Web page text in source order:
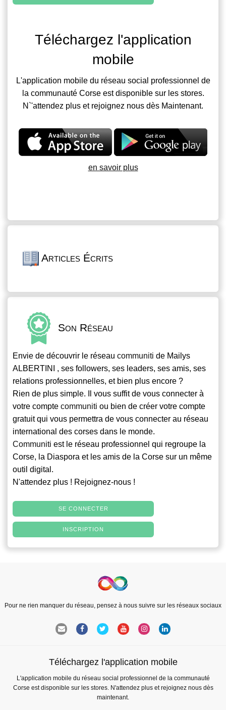
Téléchargez l'application
mobile
L'application mobile du réseau social professionnel de
la communauté Corse est disponible sur les stores.
N`'attendez plus et rejoignez nous dès Maintenant.
en savoir plus
Articles Écrits
Son Réseau
Envie de découvrir le réseau communiti de Mailys
ALBERTINI , ses followers, ses leaders, ses amis, ses
relations professionnelles, et bien plus encore ?
Rien de plus simple. Il vous suffit de vous connecter à
votre compte communiti ou bien de créer votre compte
gratuit qui vous permettra de vous connecter au réseau
international des corses dans le monde.
Communiti est le réseau professionnel qui regroupe la
Corse, la Diaspora et les amis de la Corse sur un même
outil digital.
N'attendez plus ! Rejoignez-nous !
SE CONNECTER
INSCRIPTION
Pour ne rien manquer du réseau, pensez à nous suivre sur les réseaux sociaux
Téléchargez l'application mobile
L'application mobile du réseau social professionnel de la communauté
Corse est disponible sur les stores. N'attendez plus et rejoignez nous dès
maintenant.